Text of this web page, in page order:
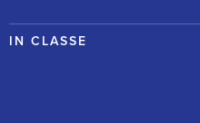
IN CLASSE